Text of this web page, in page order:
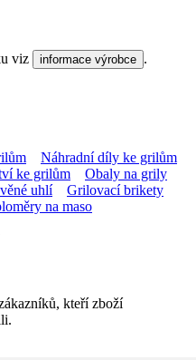
viz informace výrobce .
Náhradní díly ke grilům
ke grilům
Obaly na grily
uhlí
Grilovací brikety
na maso
kteří zboží